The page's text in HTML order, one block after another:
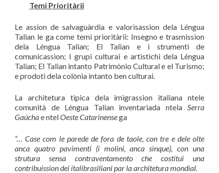
Temi Prioritàrii
Le assion de salvaguàrdia e valorisassion dela Léngua
Talian le ga come temi prioritàrii: Insegno e trasmission
dela Léngua Talian; El Talian e i strumenti de
comunicassion; I grupi culturai e artìstichi dela Léngua
Talian; El Talian intanto Patrimònio Cultural e el Turismo;
e prodoti dela colònia intanto ben culturai.
La architetura tìpica dela imigrassion italiana ntele
comunità de Léngua Talian inventariada ntela Serra
Gaúchae ntelOeste Catarinensega
“… Case com le parede de fora de taole, con tre e dele olte
anca quatro pavimenti (i molini, anca sìnque), con una
strutura sensa contraventamento che costitui una
contribuission dei italibrasiliani par la architetura mondial.